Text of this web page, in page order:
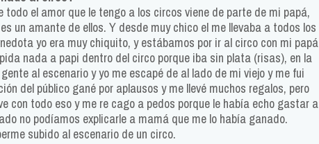
el amor que le tengo a los circos viene de parte de mi papá,
un amante de ellos. Y desde muy chico el me llevaba a todos los
yo era muy chiquito, y estábamos por ir al circo con mi papá
nada a papi dentro del circo porque iba sin plata (risas), en la
al escenario y yo me escapé de al lado de mi viejo y me fui
del público gané por aplausos y me llevé muchos regalos, pero
con todo eso y me re cago a pedos porque le había echo gastar a
no podíamos explicarle a mamá que me lo había ganado.
subido al escenario de un circo.